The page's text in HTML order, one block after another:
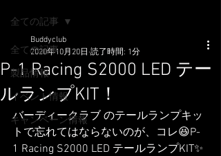
全ての記事
製品情報
イベント情報
キャンペーン情報
全ての記事
P-1 Racing S2000 LED テー
ルランプKIT！
Buddyclub
2020年10月20日 読了時間: 1分
バーディークラブ のテールランプキッ
トで忘れてはならないのが、コレ😆P-
1 Racing S2000 LED テールランプKIT✨